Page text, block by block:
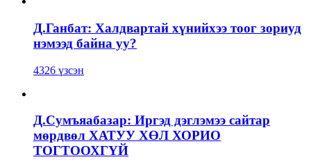
Д.Ганбат: Халдвартай хүнийхээ тоог зориуд
нэмээд байна уу?
4326 үзсэн
Д.Сумъяабазар: Иргэд дэглэмээ сайтар
мөрдвөл ХАТУУ ХӨЛ ХОРИО
ТОГТООХГҮЙ